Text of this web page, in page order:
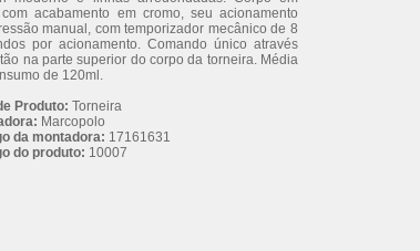
acabamento em cromo, seu acionamento
manual, com temporizador mecânico de 8
por acionamento. Comando único através
na parte superior do corpo da torneira. Média
de 120ml.
Produto: Torneira
Marcopolo
da montadora: 17161631
do produto: 10007